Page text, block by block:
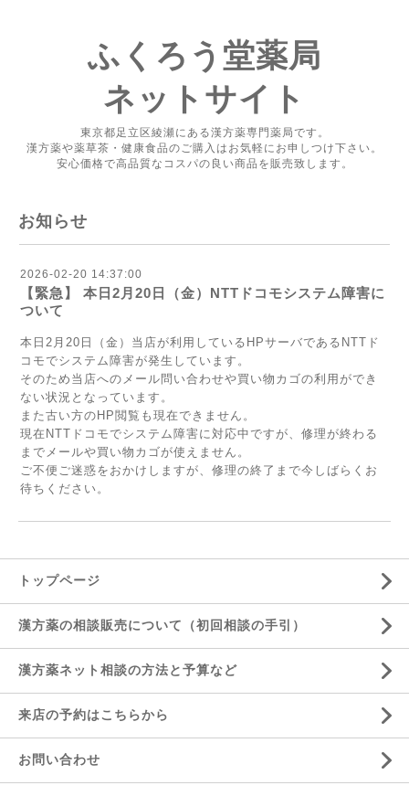
ふくろう堂薬局
ネットサイト
東京都足立区綾瀬にある漢方薬専門薬局です。
漢方薬や薬草茶・健康食品のご購入はお気軽にお申しつけ下さい。
安心価格で高品質なコスパの良い商品を販売致します。
お知らせ
2026-02-20 14:37:00
【緊急】 本日2月20日（金）NTTドコモシステム障害に
ついて
本日2月20日（金）当店が利用しているHPサーバであるNTTド
コモでシステム障害が発生しています。
そのため当店へのメール問い合わせや買い物カゴの利用ができ
ない状況となっています。
また古い方のHP閲覧も現在できません。
現在NTTドコモでシステム障害に対応中ですが、修理が終わる
までメールや買い物カゴが使えません。
ご不便ご迷惑をおかけしますが、修理の終了まで今しばらくお
待ちください。
トップページ
漢方薬の相談販売について（初回相談の手引）
漢方薬ネット相談の方法と予算など
来店の予約はこちらから
お問い合わせ